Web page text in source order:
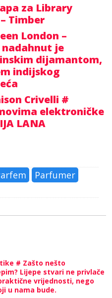
za Library
Timber
London –
nadahnut je
dijamantom,
indijskog
Crivelli #
elektroničke
LANA
Parfumer
# Zašto nešto
Lijepe stvari ne privlače
vrijednosti, nego
u nama bude.